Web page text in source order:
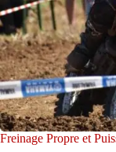
Freinage Propre et